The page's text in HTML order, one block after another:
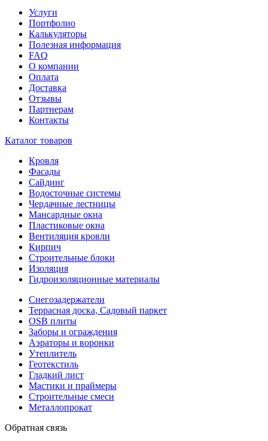
Услуги
Портфолио
Калькуляторы
Полезная информация
FAQ
О компании
Оплата
Доставка
Отзывы
Партнерам
Контакты
Каталог товаров
Кровля
Фасады
Сайдинг
Водосточные системы
Чердачные лестницы
Мансардные окна
Пластиковые окна
Вентиляция кровли
Кирпич
Строительные блоки
Изоляция
Гидроизоляционные материалы
Снегозадержатели
Террасная доска, Садовый паркет
OSB плиты
Заборы и ограждения
Аэраторы и воронки
Утеплитель
Геотекстиль
Гладкий лист
Мастики и праймеры
Строительные смеси
Металлопрокат
Обратная связь